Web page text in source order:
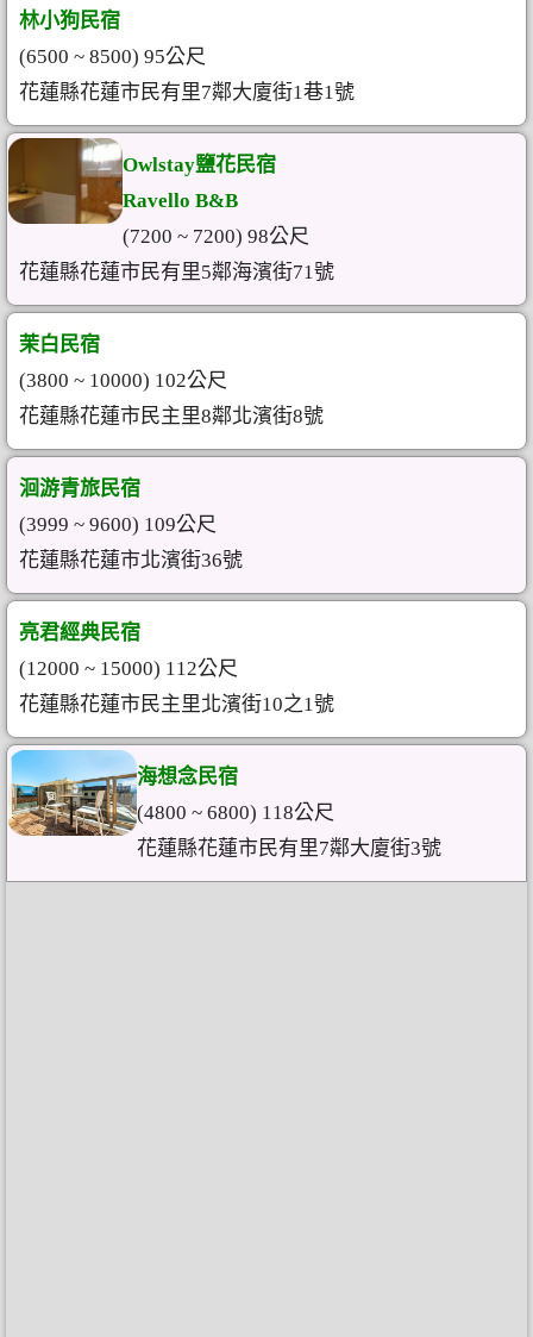
林小狗民宿
(6500 ~ 8500) 95公尺
花蓮縣花蓮市民有里7鄰大廈街1巷1號
Owlstay鹽花民宿
Ravello B&B
(7200 ~ 7200) 98公尺
花蓮縣花蓮市民有里5鄰海濱街71號
茉白民宿
(3800 ~ 10000) 102公尺
花蓮縣花蓮市民主里8鄰北濱街8號
洄游青旅民宿
(3999 ~ 9600) 109公尺
花蓮縣花蓮市北濱街36號
亮君經典民宿
(12000 ~ 15000) 112公尺
花蓮縣花蓮市民主里北濱街10之1號
海想念民宿
(4800 ~ 6800) 118公尺
花蓮縣花蓮市民有里7鄰大廈街3號